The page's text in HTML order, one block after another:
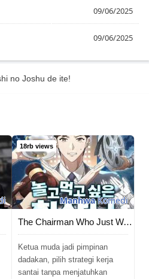
09/06/2025
09/06/2025
no Joshu de ite!
18rb views
ManhwaKomedi
The Chairman Who Just Wants to Slack Off
Ketua muda jadi pimpinan
dadakan, pilih strategi kerja
santai tanpa menjatuhkan